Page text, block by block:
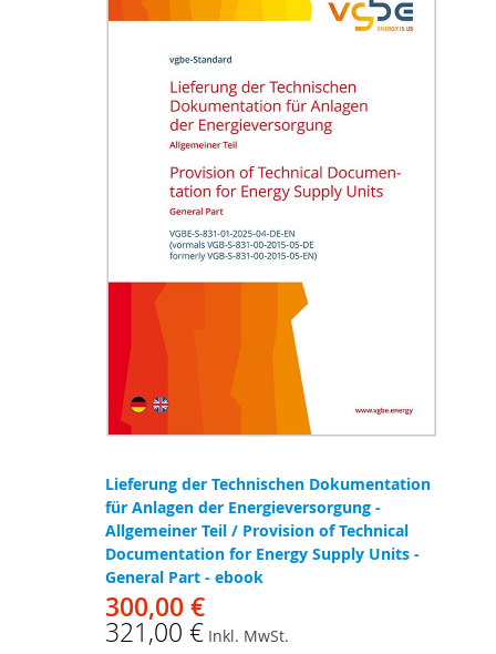
Lieferung der Technischen Dokumentation
für Anlagen der Energieversorgung -
Allgemeiner Teil / Provision of Technical
Documentation for Energy Supply Units -
General Part - ebook
300,00 €
321,00 € Inkl. MwSt.